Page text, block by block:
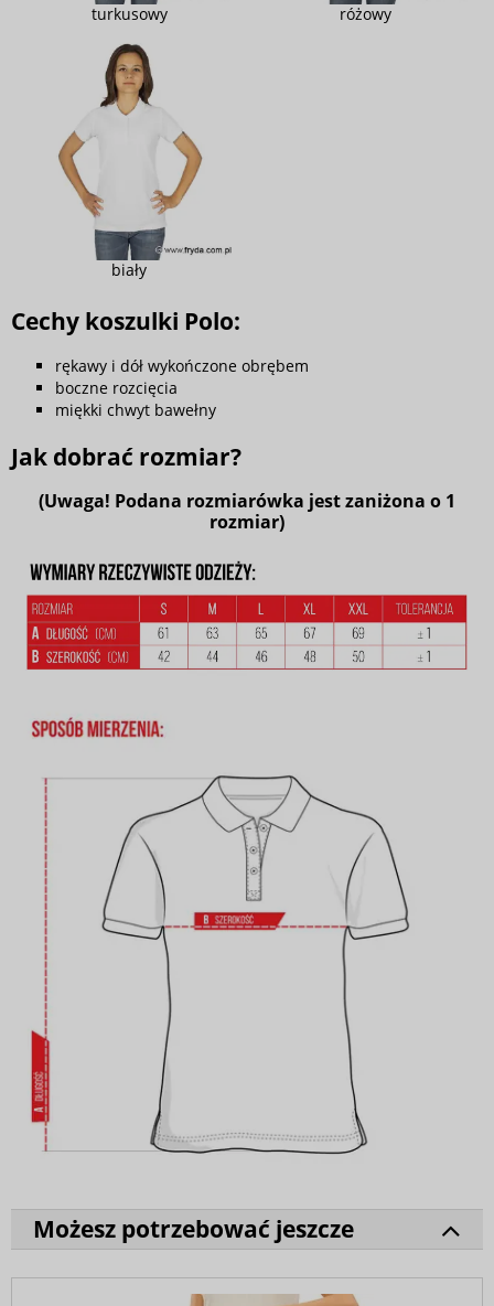
turkusowy różowy
biały
Cechy koszulki Polo:
rękawy i dół wykończone obrębem
boczne rozcięcia
miękki chwyt bawełny
Jak dobrać rozmiar?
(Uwaga! Podana rozmiarówka jest zaniżona o 1
rozmiar)
Możesz potrzebować jeszcze